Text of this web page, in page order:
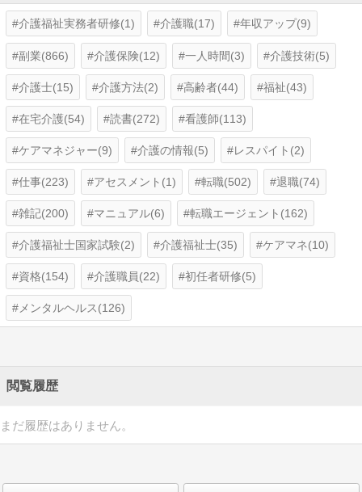
介護福祉実務者研修(1) 介護職(17) 年収アップ(9)
副業(866) 介護保険(12) 一人時間(3) 介護技術(5)
介護士(15) 介護方法(2) 高齢者(44) 福祉(43)
在宅介護(54) 読書(272) 看護師(113)
ケアマネジャー(9) 介護の情報(5) レスパイト(2)
仕事(223) アセスメント(1) 転職(502) 退職(74)
雑記(200) マニュアル(6) 転職エージェント(162)
介護福祉士国家試験(2) 介護福祉士(35) ケアマネ(10)
資格(154) 介護職員(22) 初任者研修(5)
メンタルヘルス(126)
閲覧履歴
まだ履歴はありません。